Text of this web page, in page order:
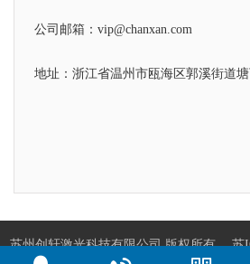
公司邮箱：vip@chanxan.com
地址：浙江省温州市瓯海区郭溪街道
苏州创轩激光科技有限公司 版权所有 苏